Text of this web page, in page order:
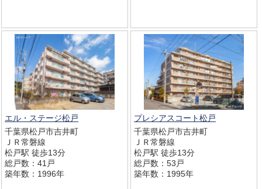
エル・ステージ松戸
千葉県松戸市吉井町
ＪＲ常磐線
松戸駅 徒歩13分
総戸数：41戸
築年数：1996年
プレシアスコート松戸
千葉県松戸市吉井町
ＪＲ常磐線
松戸駅 徒歩13分
総戸数：53戸
築年数：1995年